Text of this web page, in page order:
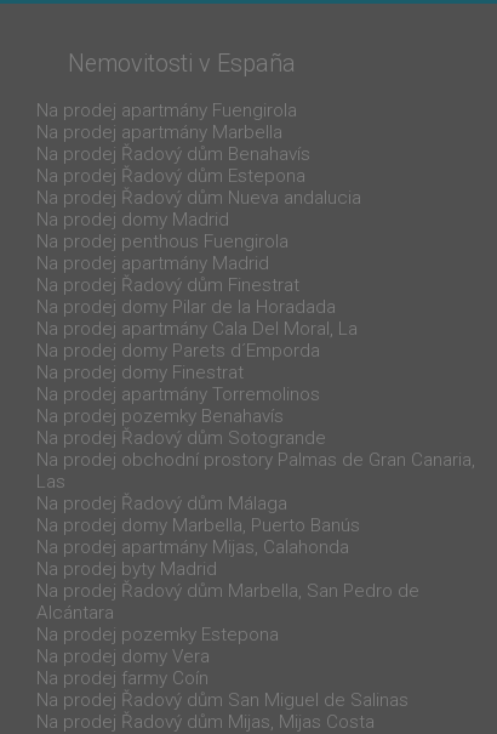
Nemovitosti v España
Na prodej apartmány Fuengirola
Na prodej apartmány Marbella
Na prodej Řadový dům Benahavís
Na prodej Řadový dům Estepona
Na prodej Řadový dům Nueva andalucia
Na prodej domy Madrid
Na prodej penthous Fuengirola
Na prodej apartmány Madrid
Na prodej Řadový dům Finestrat
Na prodej domy Pilar de la Horadada
Na prodej apartmány Cala Del Moral, La
Na prodej domy Parets d´Emporda
Na prodej domy Finestrat
Na prodej apartmány Torremolinos
Na prodej pozemky Benahavís
Na prodej Řadový dům Sotogrande
Na prodej obchodní prostory Palmas de Gran Canaria,
Las
Na prodej Řadový dům Málaga
Na prodej domy Marbella, Puerto Banús
Na prodej apartmány Mijas, Calahonda
Na prodej byty Madrid
Na prodej Řadový dům Marbella, San Pedro de
Alcántara
Na prodej pozemky Estepona
Na prodej domy Vera
Na prodej farmy Coín
Na prodej Řadový dům San Miguel de Salinas
Na prodej Řadový dům Mijas, Mijas Costa